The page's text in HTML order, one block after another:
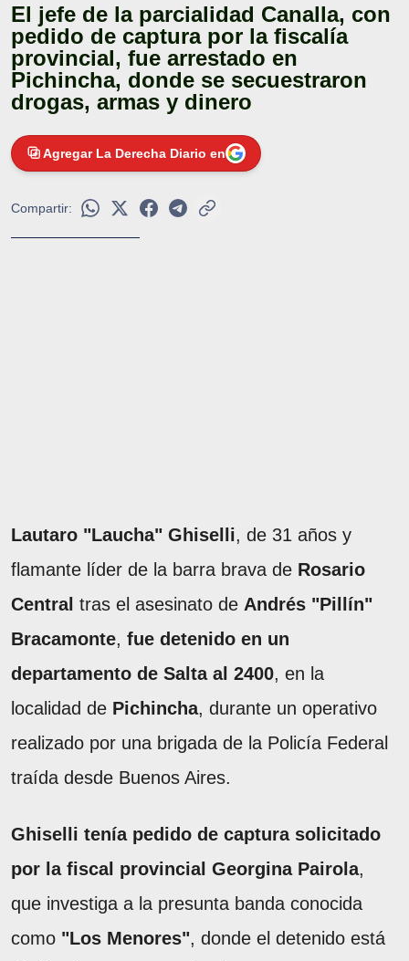
El jefe de la parcialidad Canalla, con
pedido de captura por la fiscalía
provincial, fue arrestado en
Pichincha, donde se secuestraron
drogas, armas y dinero
Agregar La Derecha Diario en
Compartir:
Lautaro "Laucha" Ghiselli, de 31 años y
flamante líder de la barra brava de Rosario
Central tras el asesinato de Andrés "Pillín"
Bracamonte, fue detenido en un
departamento de Salta al 2400, en la
localidad de Pichincha, durante un operativo
realizado por una brigada de la Policía Federal
traída desde Buenos Aires.
Ghiselli tenía pedido de captura solicitado
por la fiscal provincial Georgina Pairola,
que investiga a la presunta banda conocida
como "Los Menores", donde el detenido está